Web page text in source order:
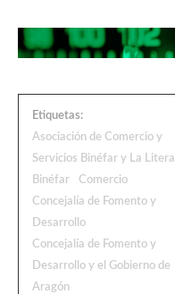
Etiquetas:
Asociación de Comercio y
Servicios Binéfar y La Litera
Binéfar
Comercio
Concejalía de Fomento y
Desarrollo
Concejalía de Fomento y
Desarrollo y el Gobierno de
Aragón